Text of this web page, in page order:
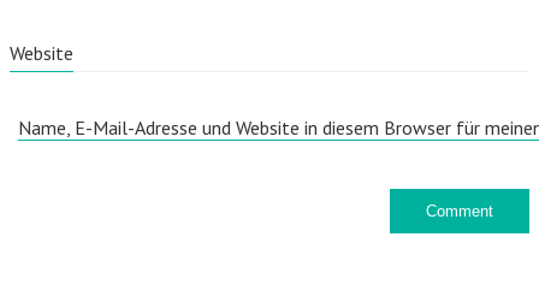
Website
Name, E-Mail-Adresse und Website in diesem Browser für